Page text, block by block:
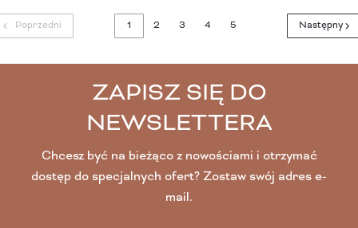
Poprzedni 1 2 3 4 5 Następny
ZAPISZ SIĘ DO
NEWSLETTERA
Chcesz być na bieżąco z nowościami i otrzymać
dostęp do specjalnych ofert? Zostaw swój adres e-
mail.